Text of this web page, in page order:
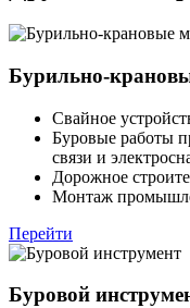
Бурильно-
Свайное
Буровые работы
связи и
Дорожное
Монтаж
Перейти
Буровой